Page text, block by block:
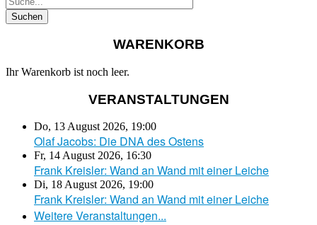
WARENKORB
Ihr Warenkorb ist noch leer.
VERANSTALTUNGEN
Do, 13 August 2026, 19:00
Olaf Jacobs: Die DNA des Ostens
Fr, 14 August 2026, 16:30
Frank Kreisler: Wand an Wand mit einer Leiche
Di, 18 August 2026, 19:00
Frank Kreisler: Wand an Wand mit einer Leiche
Weitere Veranstaltungen...